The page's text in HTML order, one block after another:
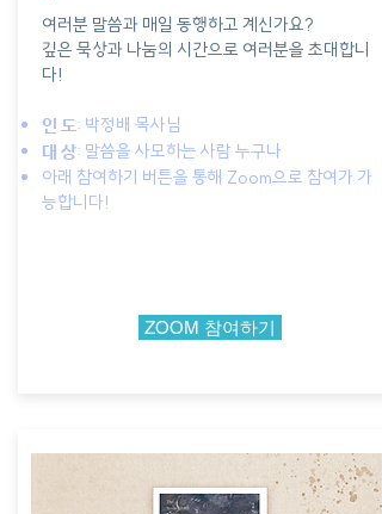
여러분 말씀과 매일 동행하고 계신가요?
깊은 묵상과 나눔의 시간으로 여러분을 초대합니
다!
인 도: 박정배 목사님
대 상: 말씀을 사모하는 사람 누구나
​아래 참여하기 버튼을 통해 Zoom으로 참여가 가
능합니다!
ZOOM 참여하기